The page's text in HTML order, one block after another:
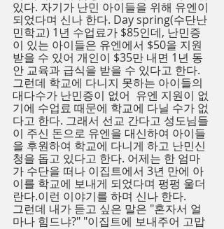
있다. 자기가 난민 아이들을 위해 유엔이
되었다며 신나 한다. Day spring(수단난
민학교) 1년 수업료가 $85인데, 난민증
이 있는 아이들은 유엔에서 $50을 지원
받을 수 있어 개인이 $35만 내면 1년 동
안 교육과 급식을 받을 수 있다고 한다.
그런데 학교에 다니지 못하는 아이들의
대다수가 난민증이 없어  유엔 지원이 없
기에 수업료 때문에 학교에 다닐 수가 없
다고 한다. 그래서 선교 간다고 성도님들
이 주신 돈으로 유엔을 대신하여 아이들
을 후원하여 학교에 다니게 하고 난민신
청을 돕고 있다고 한다. 어제는 한 엄마
가 수단을 떠나 이집트에서 3년 만에 아
이를 학교에 보내게 되었다며 펑펑 울더
란다.이런 이야기를 하며 신나 한다.
그런데 내가 듣고 싶은 말은 "혼자서 얼
마나 힘드냐?" "이집트에 보내주어 고맙